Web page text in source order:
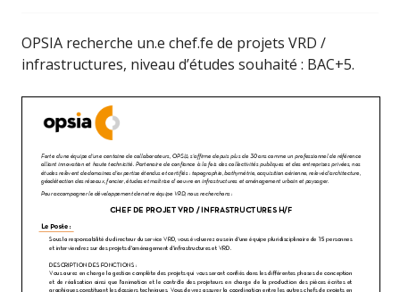
OPSIA recherche un.e chef.fe de projets VRD /
infrastructures, niveau d’études souhaité : BAC+5.